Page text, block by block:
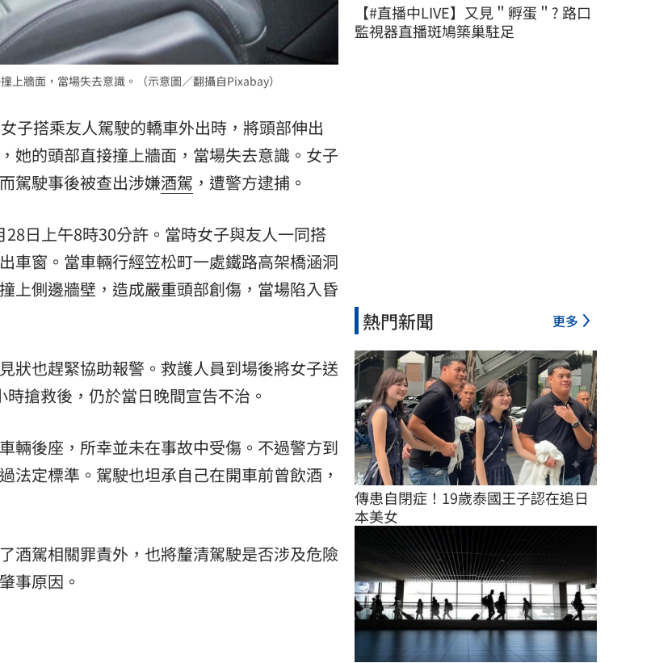
上牆面，當場失去意識。（示意圖／翻攝自Pixabay）
子搭乘友人駕駛的轎車外出時，將頭部伸出
她的頭部直接撞上牆面，當場失去意識。女子
駕駛事後被查出涉嫌酒駕 ，遭警方逮捕。
日上午8時30分許。當時女子與友人一同搭
車窗。當車輛行經笠松町一處鐵路高架橋涵洞
上側邊牆壁，造成嚴重頭部創傷，當場陷入昏
狀也趕緊協助報警。救護人員到場後將女子送
搶救後，仍於當日晚間宣告不治。
輛後座，所幸並未在事故中受傷。不過警方到
法定標準。駕駛也坦承自己在開車前曾飲酒，
酒駕相關罪責外，也將釐清駕駛是否涉及危險
事原因。
【#直播中LIVE】又見＂孵蛋＂? 路口
監視器直播斑鳩築巢駐足
熱門新聞 更多
傳患自閉症！19歲泰國王子認在追日
本美女